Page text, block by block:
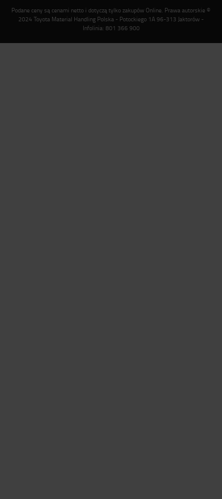
Podane ceny są cenami netto i dotyczą tylko zakupów Online. Prawa autorskie ©
2024 Toyota Material Handling Polska - Potockiego 1A 96-313 Jaktorów -
Infolinia: 801 366 900